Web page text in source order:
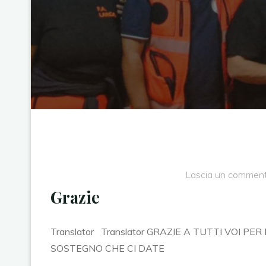
Lascia un
Grazie
Translator Translator GRAZIE A TUTTI VOI PER
SOSTEGNO CHE CI DATE